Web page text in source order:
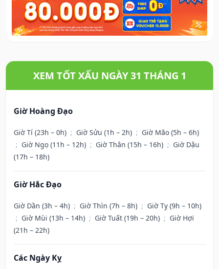
XEM TỐT XẤU NGÀY 31 THÁNG 1
Giờ Hoàng Đạo
Giờ Tí (23h – 0h) ; Giờ Sửu (1h – 2h) ; Giờ Mão (5h – 6h)
; Giờ Ngọ (11h – 12h) ; Giờ Thân (15h – 16h) ; Giờ Dậu
(17h – 18h)
Giờ Hắc Đạo
Giờ Dần (3h – 4h) ; Giờ Thìn (7h – 8h) ; Giờ Tỵ (9h – 10h)
; Giờ Mùi (13h – 14h) ; Giờ Tuất (19h – 20h) ; Giờ Hợi
(21h – 22h)
Các Ngày Kỵ